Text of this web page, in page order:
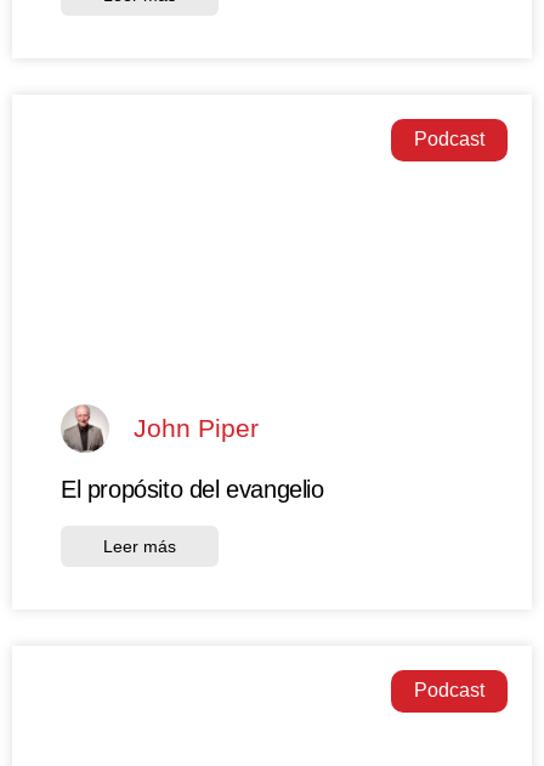
Podcast
John Piper
El propósito del evangelio
Leer más
Podcast